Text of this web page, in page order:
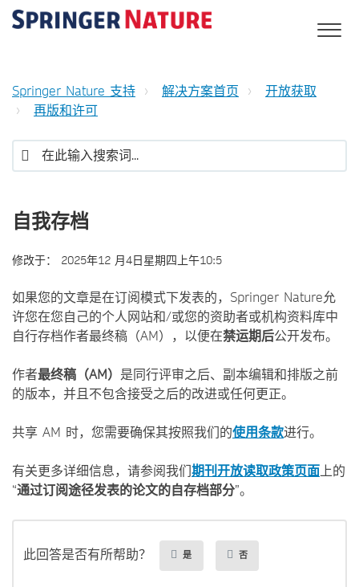
Springer Nature 支持 解决方案首页
开放获取
再版和许可
自我存档
修改于： 2025年12 月4日星期四上午10:5
如果您的文章是在订阅模式下发表的，Springer Nature允
许您在您自己的个人网站和/或您的资助者或机构资料库中
自行存档作者最终稿（AM），以便在禁运期后公开发布。
作者最终稿（AM） 是同行评审之后、副本编辑和排版之前
的版本，并且不包含接受之后的改进或任何更正。
共享 AM 时，您需要确保其按照我们的使用条款进行。
有关更多详细信息，请参阅我们期刊开放读取政策页面上的
“通过订阅途径发表的论文的自存档部分”。
此回答是否有所帮助？ 是 否